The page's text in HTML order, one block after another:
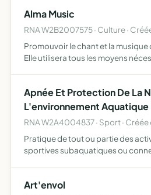
Alma Music
RNA W2B2007575 · Culture ·
Promouvoir le chant et la
Elle utilisera tous les moyens
Apnée Et Protection De La
L'environnement Aquatique
RNA W2A4004837 · Sport ·
Pratique de tout ou partie des
sportives subaquatiques ou
…
Art'envol